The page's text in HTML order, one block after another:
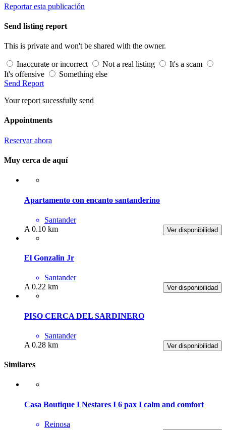
Reportar esta publicación
Send listing report
This is private and won't be shared with the owner.
Inaccurate or incorrect Not a real listing
It's a scam
It's offensive
Something else
Send Report
Your report sucessfully send
Appointments
Reservar ahora
Muy cerca de aquí
Apartamento con encanto santanderino
Santander
Ver disponibilidad
A 0.10 km
El Gonzalin Jr
Santander
Ver disponibilidad
A 0.22 km
PISO CERCA DEL SARDINERO
Santander
Ver disponibilidad
A 0.28 km
Similares
Casa Boutique I Nestares I 6 pax I calm and comfort
Reinosa